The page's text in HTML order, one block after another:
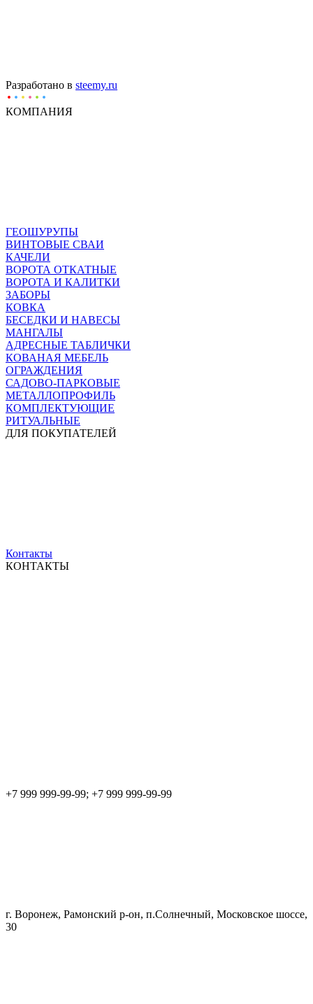
Разработано в steemy.ru
КОМПАНИЯ
ГЕОШУРУПЫ
ВИНТОВЫЕ СВАИ
КАЧЕЛИ
ВОРОТА ОТКАТНЫЕ
ВОРОТА И КАЛИТКИ
ЗАБОРЫ
КОВКА
БЕСЕДКИ И НАВЕСЫ
МАНГАЛЫ
АДРЕСНЫЕ ТАБЛИЧКИ
КОВАНАЯ МЕБЕЛЬ
ОГРАЖДЕНИЯ
САДОВО-ПАРКОВЫЕ
МЕТАЛЛОПРОФИЛЬ
КОМПЛЕКТУЮЩИЕ
РИТУАЛЬНЫЕ
ДЛЯ ПОКУПАТЕЛЕЙ
Контакты
КОНТАКТЫ
+7 999 999-99-99; +7 999 999-99-99
г. Воронеж, Рамонский р-он, п.Солнечный, Московское шоссе,
30